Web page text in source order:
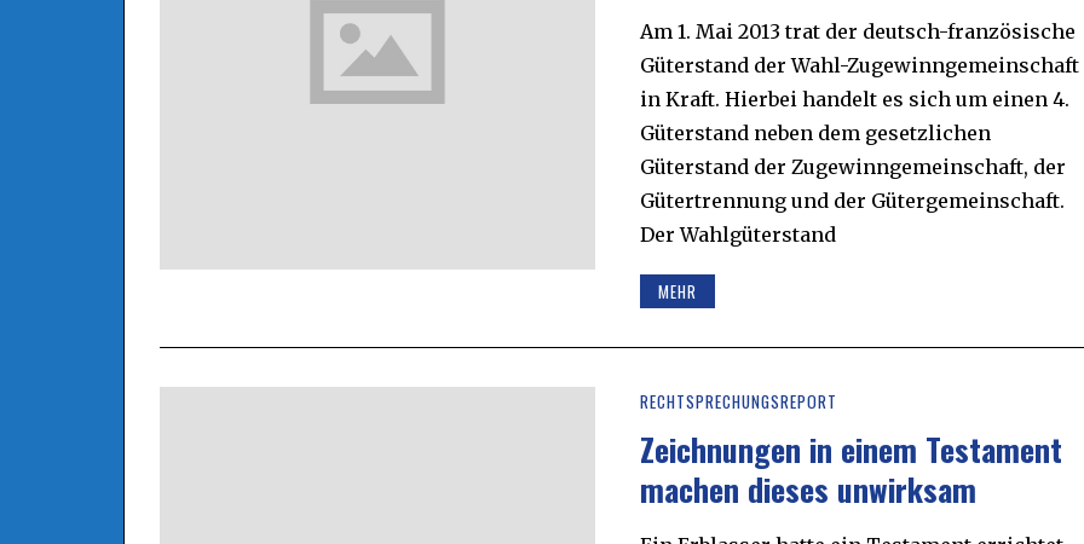
Am 1. Mai 2013 trat der deutsch-französische
Güterstand der Wahl-Zugewinngemeinschaft
in Kraft. Hierbei handelt es sich um einen 4.
Güterstand neben dem gesetzlichen
Güterstand der Zugewinngemeinschaft, der
Gütertrennung und der Gütergemeinschaft.
Der Wahlgüterstand
MEHR
RECHTSPRECHUNGSREPORT
Zeichnungen in einem Testament
machen dieses unwirksam